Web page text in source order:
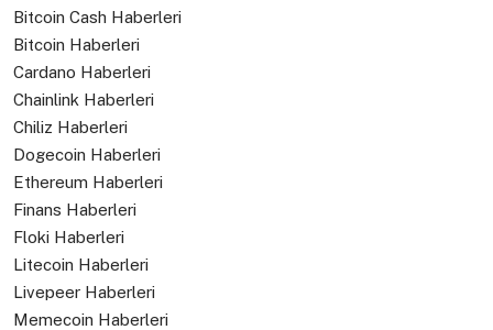
Bitcoin Cash Haberleri
Bitcoin Haberleri
Cardano Haberleri
Chainlink Haberleri
Chiliz Haberleri
Dogecoin Haberleri
Ethereum Haberleri
Finans Haberleri
Floki Haberleri
Litecoin Haberleri
Livepeer Haberleri
Memecoin Haberleri